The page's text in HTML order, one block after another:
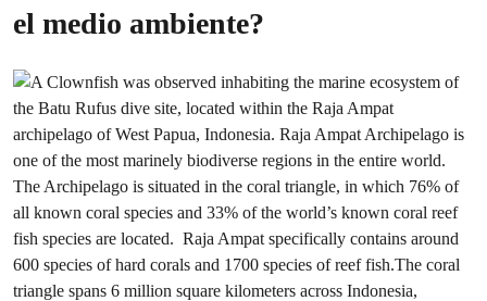
el medio ambiente?